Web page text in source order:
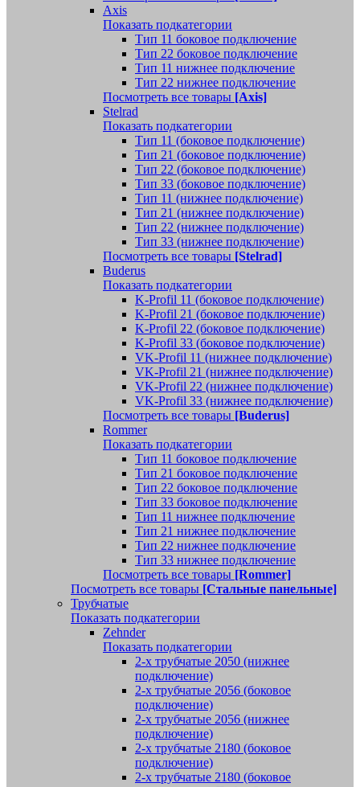
Axis
Показать подкатегории
Тип 11 боковое подключение
Тип 22 боковое подключение
Тип 11 нижнее подключение
Тип 22 нижнее подключение
Посмотреть все товары [Axis]
Stelrad
Показать подкатегории
Tип 11 (боковое подключение)
Тип 21 (боковое подключение)
Тип 22 (боковое подключение)
Тип 33 (боковое подключение)
Тип 11 (нижнее подключение)
Тип 21 (нижнее подключение)
Тип 22 (нижнее подключение)
Тип 33 (нижнее подключение)
Посмотреть все товары [Stelrad]
Buderus
Показать подкатегории
K-Profil 11 (боковое подключение)
K-Profil 21 (боковое подключение)
K-Profil 22 (боковое подключение)
K-Profil 33 (боковое подключение)
VK-Profil 11 (нижнее подключение)
VK-Profil 21 (нижнее подключение)
VK-Profil 22 (нижнее подключение)
VK-Profil 33 (нижнее подключение)
Посмотреть все товары [Buderus]
Rommer
Показать подкатегории
Тип 11 боковое подключение
Тип 21 боковое подключение
Тип 22 боковое подключение
Тип 33 боковое подключение
Тип 11 нижнее подключение
Тип 21 нижнее подключение
Тип 22 нижнее подключение
Тип 33 нижнее подключение
Посмотреть все товары [Rommer]
Посмотреть все товары [Стальные панельные]
Трубчатые
Показать подкатегории
Zehnder
Показать подкатегории
2-х трубчатые 2050 (нижнее
подключение)
2-х трубчатые 2056 (боковое
подключение)
2-х трубчатые 2056 (нижнее
подключение)
2-х трубчатые 2180 (боковое
подключение)
2-х трубчатые 2180 (боковое